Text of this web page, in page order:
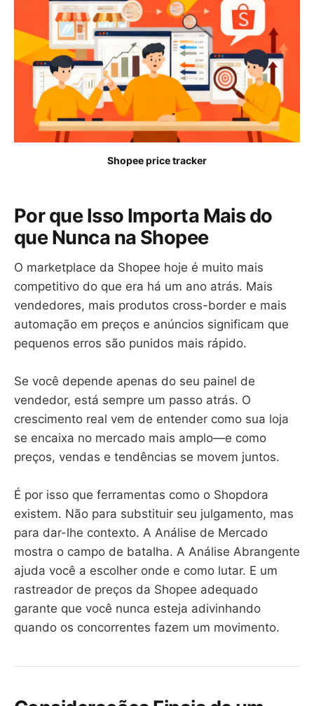
Shopee price tracker
Por que Isso Importa Mais do
que Nunca na Shopee
O marketplace da Shopee hoje é muito mais
competitivo do que era há um ano atrás. Mais
vendedores, mais produtos cross-border e mais
automação em preços e anúncios significam que
pequenos erros são punidos mais rápido.
Se você depende apenas do seu painel de
vendedor, está sempre um passo atrás. O
crescimento real vem de entender como sua loja
se encaixa no mercado mais amplo—e como
preços, vendas e tendências se movem juntos.
É por isso que ferramentas como o Shopdora
existem. Não para substituir seu julgamento, mas
para dar-lhe contexto. A Análise de Mercado
mostra o campo de batalha. A Análise Abrangente
ajuda você a escolher onde e como lutar. E um
rastreador de preços da Shopee adequado
garante que você nunca esteja adivinhando
quando os concorrentes fazem um movimento.